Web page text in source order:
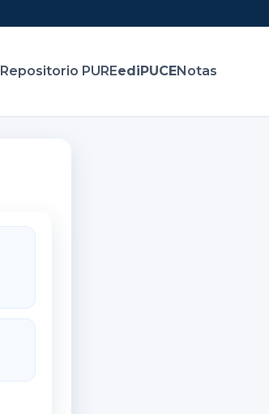
Repositorio PUREediPUCENotas